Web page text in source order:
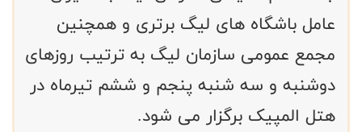
عامل باشگاه های لیگ برتری و همچنین
مجمع عمومی سازمان لیگ به ترتیب روزهای
دوشنبه و سه شنبه پنجم و ششم تیرماه در
هتل المپیک برگزار می شود.